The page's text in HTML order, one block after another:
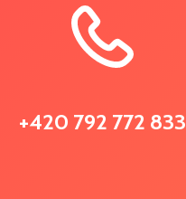
+420 792 772 833